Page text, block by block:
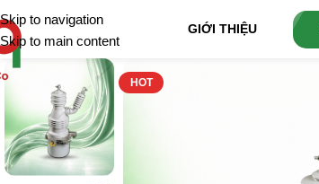
Skip to navigation
Skip to main content
GIỚI THIỆU
HOT